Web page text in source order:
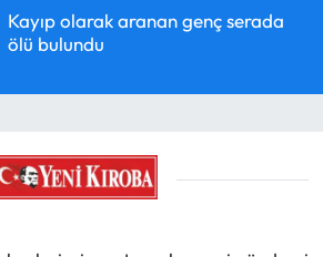
Kayıp olarak aranan genç serada
ölü bulundu